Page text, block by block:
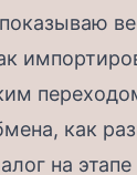
как
на этапе